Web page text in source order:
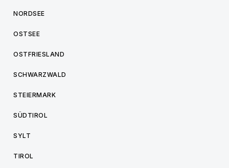
NORDSEE
OSTSEE
OSTFRIESLAND
SCHWARZWALD
STEIERMARK
SÜDTIROL
SYLT
TIROL